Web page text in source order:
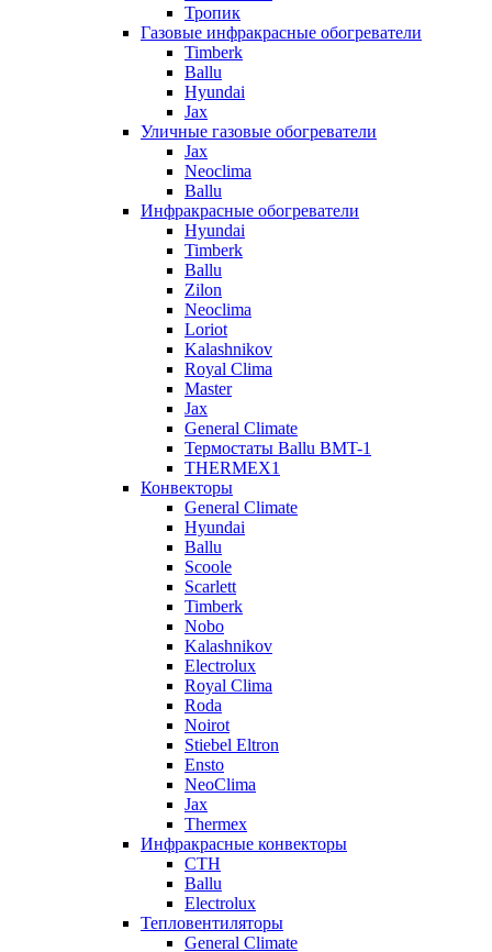
Тропик
Газовые инфракрасные обогреватели
Timberk
Ballu
Hyundai
Jax
Уличные газовые обогреватели
Jax
Neoclima
Ballu
Инфракрасные обогреватели
Hyundai
Timberk
Ballu
Zilon
Neoclima
Loriot
Kalashnikov
Royal Clima
Master
Jax
General Climate
Термостаты Ballu BMT-1
THERMEX1
Конвекторы
General Climate
Hyundai
Ballu
Scoole
Scarlett
Timberk
Nobo
Kalashnikov
Electrolux
Royal Clima
Roda
Noirot
Stiebel Eltron
Ensto
NeoClima
Jax
Thermex
Инфракрасные конвекторы
CTH
Ballu
Electrolux
Тепловентиляторы
General Climate